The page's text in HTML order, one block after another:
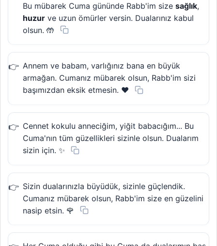
Bu mübarek Cuma gününde Rabb'im size sağlık,
huzur ve uzun ömürler versin. Dualarınız kabul
olsun. 🤲
Annem ve babam, varlığınız bana en büyük
armağan. Cumanız mübarek olsun, Rabb'im sizi
başımızdan eksik etmesin. ❤️
Cennet kokulu anneciğim, yiğit babacığım... Bu
Cuma'nın tüm güzellikleri sizinle olsun. Dualarım
sizin için. ✨
Sizin dualarınızla büyüdük, sizinle güçlendik.
Cumanız mübarek olsun, Rabb'im size en güzelini
nasip etsin. 🌹